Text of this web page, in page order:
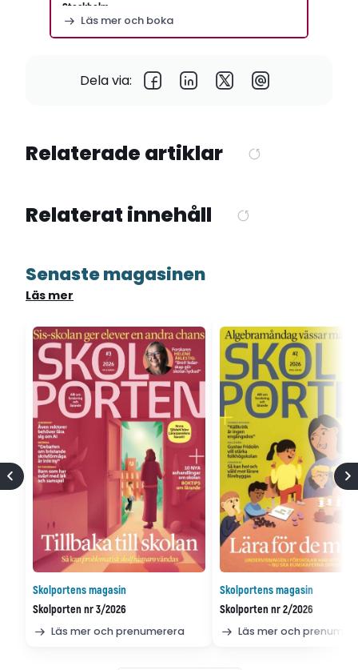
Stockholm
Läs mer och boka
Dela via:
Relaterade artiklar
Relaterat innehåll
Senaste magasinen
Läs mer
Skolportens magasin
Skolporten nr 3/2026
Läs mer och prenumerera
Skolportens magasin
Skolporten nr 2/2026
Läs mer och